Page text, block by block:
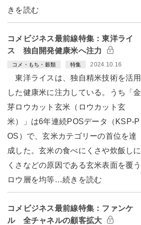
きを読む
コメビジネス最前線特集：東洋ライ
ス 独自開発健康米へ注力
コメ・もち・穀類 特集 2024.10.16
東洋ライスは、独自精米技術を活用
した健康米に注力している。うち「金
芽ロウカット玄米（ロウカット玄
米）」は6年連続POSデータ（KSP-P
OS）で、玄米カテゴリーの首位を達
成した。玄米の食べにくさや炊飯しに
くさなどの原因である玄米表面を覆う
ロウ層を均等…続きを読む
コメビジネス最前線特集：ファンケ
ル 全チャネルの顧客拡大